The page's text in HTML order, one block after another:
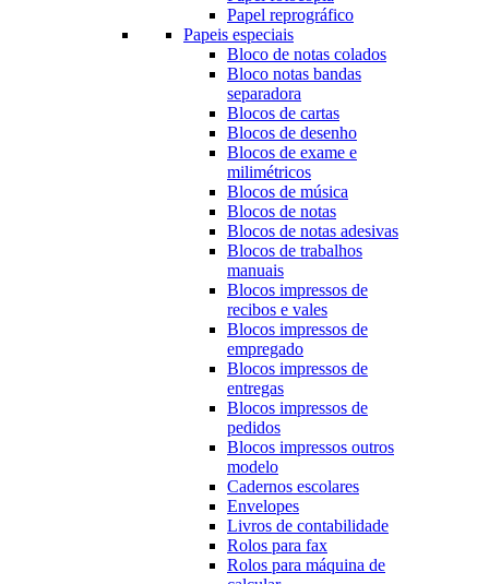
Papel reprográfico
Papeis especiais
Bloco de notas colados
Bloco notas bandas
separadora
Blocos de cartas
Blocos de desenho
Blocos de exame e
milimétricos
Blocos de música
Blocos de notas
Blocos de notas adesivas
Blocos de trabalhos
manuais
Blocos impressos de
recibos e vales
Blocos impressos de
empregado
Blocos impressos de
entregas
Blocos impressos de
pedidos
Blocos impressos outros
modelo
Cadernos escolares
Envelopes
Livros de contabilidade
Rolos para fax
Rolos para máquina de